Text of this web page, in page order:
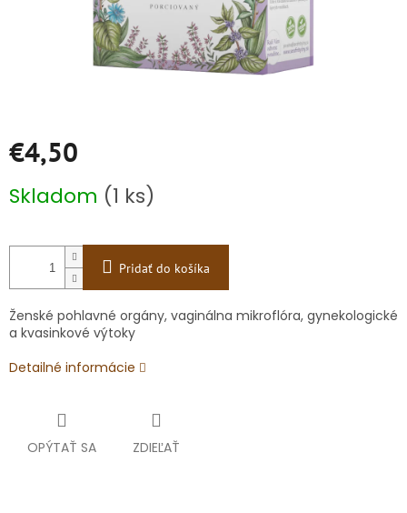
€4,50
cena:
Skladom (1 ks)
Pridať do košíka
Ženské pohlavné orgány, vaginálna mikroflóra, gynekologické
a kvasinkové výtoky
Detailné informácie
OPÝTAŤ SA ZDIEĽAŤ